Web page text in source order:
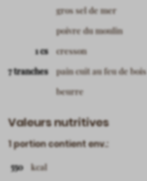
gros sel de mer
poivre du moulin
1 cs
cresson
7 tranches
pain cuit au feu de bois
beurre
Valeurs nutritives
1 portion contient env.:
550
kcal